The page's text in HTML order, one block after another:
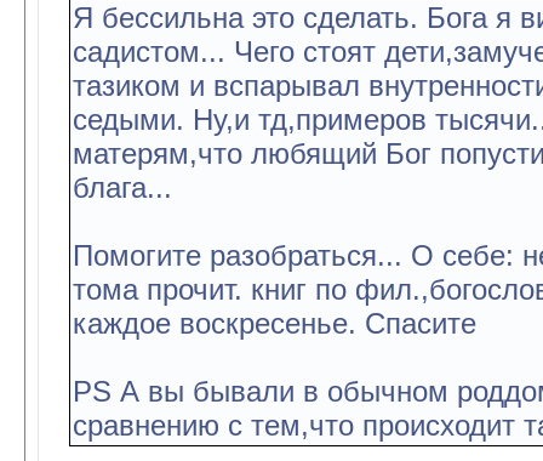
Я бессильна это сделать. Бога я
садистом... Чего стоят
тазиком и вспарывал
седыми. Ну,и тд,примеров
матерям,что любящий Бог
блага...
Помогите разобраться... О себе:
тома прочит. книг по
каждое воскресенье. Спасите
PS А вы бывали в обычном
сравнению с тем,что происходит